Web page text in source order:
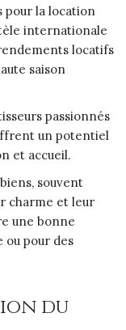
pour la location
internationale
locatifs
saison
passionnés
un potentiel
et accueil.
souvent
charme et leur
une bonne
ou pour des
du